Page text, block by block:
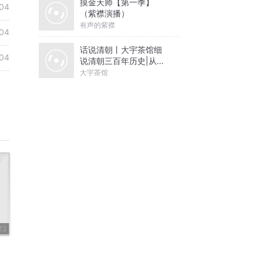
（紫襟演播）
有声的紫襟
话说清朝丨大宇茶馆细
说清朝三百年历史|从努
尔哈赤到末代皇帝溥仪|
大宇茶馆